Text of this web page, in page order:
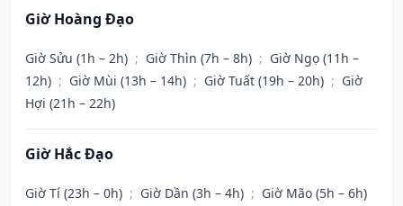
Giờ Hoàng Đạo
Giờ Sửu (1h – 2h) ; Giờ Thìn (7h – 8h) ; Giờ Ngọ (11h –
12h) ; Giờ Mùi (13h – 14h) ; Giờ Tuất (19h – 20h) ; Giờ
Hợi (21h – 22h)
Giờ Hắc Đạo
Giờ Tí (23h – 0h) ; Giờ Dần (3h – 4h) ; Giờ Mão (5h – 6h)